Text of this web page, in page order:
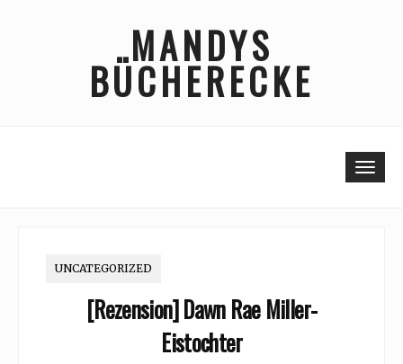
MANDYS
BÜCHERECKE
UNCATEGORIZED
[Rezension] Dawn Rae Miller-
Eistochter